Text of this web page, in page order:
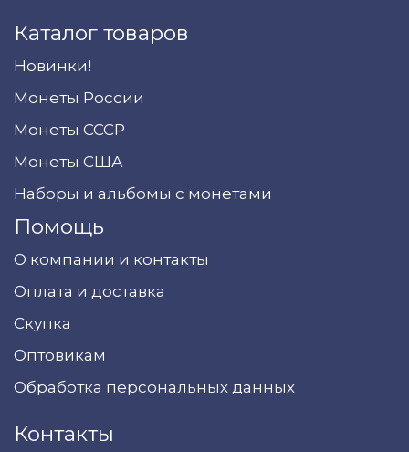
Каталог товаров
Новинки!
Монеты России
Монеты СССР
Монеты США
Наборы и альбомы с монетами
Помощь
О компании и контакты
Оплата и доставка
Скупка
Оптовикам
Обработка персональных данных
Контакты